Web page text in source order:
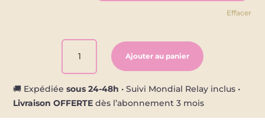
Effacer
BOX
APÉRITIF
GOURMET
Ajouter au panier
🚚 Expédiéesous 24-48h • Suivi Mondial Relay inclus •
Livraison OFFERTE dès l’abonnement 3 mois